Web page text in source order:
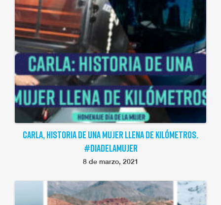
CARLA, HISTORIA DE UNA MUJER LLENA DE KILÓMETROS.
#DIADELAMUJER
8 de marzo, 2021